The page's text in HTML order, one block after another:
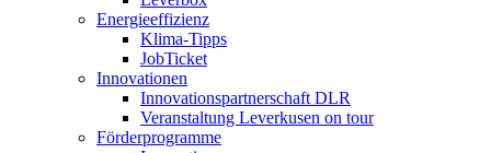
Energieeffizienz
Klima-Tipps
JobTicket
Innovationen
Innovationspartnerschaft DLR
Veranstaltung Leverkusen on tour
Förderprogramme